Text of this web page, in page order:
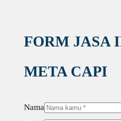
FORM JASA
META CAPI
Nama